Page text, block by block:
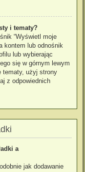
i tematy?
“Wyświetl moje
kontem lub odnośnik
lub wybierając
się w górnym lewym
tematy, użyj strony
z odpowiednich
a
jak dodawanie